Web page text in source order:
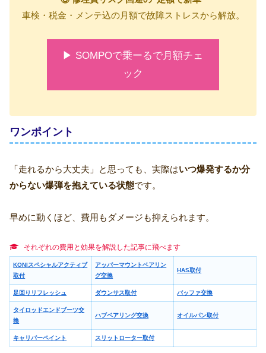
車検・税金・メンテ込の月額で故障ストレスから解放。
▶ SOMPOで乗ーるで月額チェ
ック
ワンポイント
「走れるから大丈夫」と思っても、実際はいつ爆発するか分
からない爆弾を抱えている状態です。
早めに動くほど、費用もダメージも抑えられます。
それぞれの費用と効果を解説した記事に飛べます
KONIスペシャルアクティブ
取付
アッパーマウントベアリン
グ交換
HAS取付
足回りリフレッシュ ダウンサス取付 バッファ交換
タイロッドエンドブーツ交
換
ハブベアリング交換 オイルパン取付
キャリパーペイント スリットローター取付